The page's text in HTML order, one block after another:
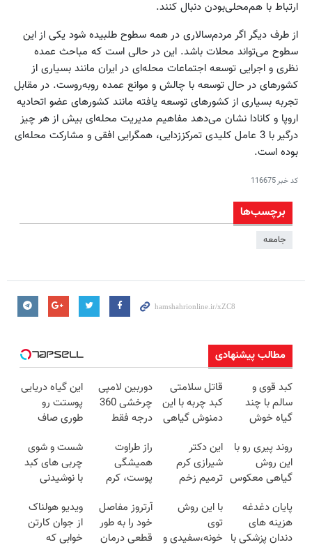
ارتباط با هم‌محلی‌بودن دنبال کنند.
از طرف دیگر اگر مردم‌سالاری در همه سطوح طلبیده شود یکی از این
سطوح می‌تواند محلات باشد. این در حالی است که مباحث عمده
نظری و اجرایی توسعه اجتماعات محله‌ای در ایران مانند بسیاری از
کشورهای در حال توسعه با چالش و موانع عمده روبه‌روست. در مقابل
تجربه بسیاری از کشورهای توسعه یافته مانند کشورهای عضو اتحادیه
اروپا و کانادا نشان می‌دهد مفاهیم مدیریت محله‌ای بیش از هر چیز
درگیر با 3 عامل کلیدی تمرکز‌زدایی، همگرایی افقی و مشارکت محله‌ای
بوده است.
کد خبر116675
برچسب‌ها
جامعه
مطالب پیشنهادی
کبد قوی و
سالم با چند
گیاه خوش
قاتل سلامتی
کبد چربه با این
دمنوش گیاهی
دوربین لامپی
چرخشی 360
درجه فقط
🔥 پرداخت
درب منزل
این گیاه دریایی
پوستت رو
طوری صاف
20سال جوون
شدی🔥
روند پیری رو با
این روش
گیاهی معکوس
این دکتر
شیرازی کرم
ترمیم زخم
ساخت!!!
راز طراوت
همیشگی
پوست، کرم
با 45%تخفیف
شست و شوی
چربی های کبد
با نوشیدنی
پایان دغدغه
هزینه های
دندان پزشکی با
با این روش
توی
خونه،سفیدی و
آرتروز مفاصل
خود را به طور
قطعی درمان
ویدیو هولناک
از جوان کارتن
خوابی که